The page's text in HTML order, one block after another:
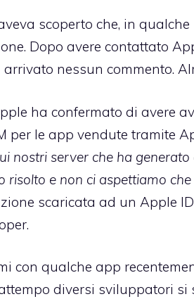
scoperto che, in qualche
Dopo avere contattato
nessun commento.
ha confermato di avere
per le app vendute tramite
nostri server che ha generato
e non ci aspettiamo
scaricata ad un Apple
con qualche app
diversi sviluppatori si